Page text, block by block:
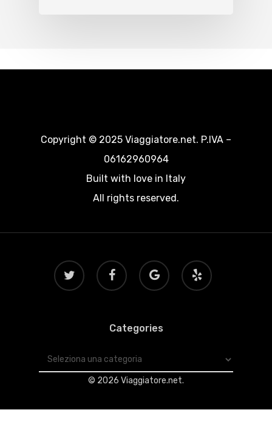
Copyright © 2025 Viaggiatore.net. P.IVA –
06162960964
Built with love in Italy
All rights reserved.
twitter facebook
google-
plus
yelp
Categories
Categories
© 2026 Viaggiatore.net.